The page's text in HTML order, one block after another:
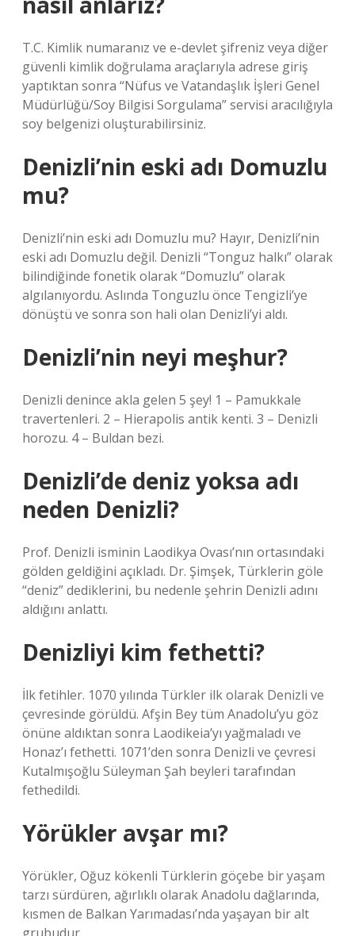
T.C. Kimlik numaranız ve e-devlet şifreniz veya diğer
güvenli kimlik doğrulama araçlarıyla adrese giriş
yaptıktan sonra “Nüfus ve Vatandaşlık İşleri Genel
Müdürlüğü/Soy Bilgisi Sorgulama” servisi aracılığıyla
soy belgenizi oluşturabilirsiniz.
Denizli’nin eski adı Domuzlu
mu?
Denizli’nin eski adı Domuzlu mu? Hayır, Denizli’nin
eski adı Domuzlu değil. Denizli “Tonguz halkı” olarak
bilindiğinde fonetik olarak “Domuzlu” olarak
algılanıyordu. Aslında Tonguzlu önce Tengizli’ye
dönüştü ve sonra son hali olan Denizli’yi aldı.
Denizli’nin neyi meşhur?
Denizli denince akla gelen 5 şey! 1 – Pamukkale
travertenleri. 2 – Hierapolis antik kenti. 3 – Denizli
horozu. 4 – Buldan bezi.
Denizli’de deniz yoksa adı
neden Denizli?
Prof. Denizli isminin Laodikya Ovası’nın ortasındaki
gölden geldiğini açıkladı. Dr. Şimşek, Türklerin göle
“deniz” dediklerini, bu nedenle şehrin Denizli adını
aldığını anlattı.
Denizliyi kim fethetti?
İlk fetihler. 1070 yılında Türkler ilk olarak Denizli ve
çevresinde görüldü. Afşin Bey tüm Anadolu’yu göz
önüne aldıktan sonra Laodikeia’yı yağmaladı ve
Honaz’ı fethetti. 1071’den sonra Denizli ve çevresi
Kutalmışoğlu Süleyman Şah beyleri tarafından
fethedildi.
Yörükler avşar mı?
Yörükler, Oğuz kökenli Türklerin göçebe bir yaşam
tarzı sürdüren, ağırlıklı olarak Anadolu dağlarında,
kısmen de Balkan Yarımadası’nda yaşayan bir alt